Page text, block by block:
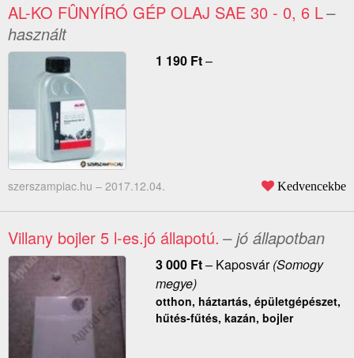
AL-KO FÛNYÍRÓ GÉP OLAJ SAE 30 - 0, 6 L–
használt
1 190 Ft–
szerszampiac.hu – 2017.12.04. Kedvencekbe
Villany bojler 5 l-es.jó állapotú. – jó állapotban
3 000 Ft– Kaposvár(Somogy
megye)
otthon, háztartás, épületgépészet,
hűtés-fűtés, kazán, bojler